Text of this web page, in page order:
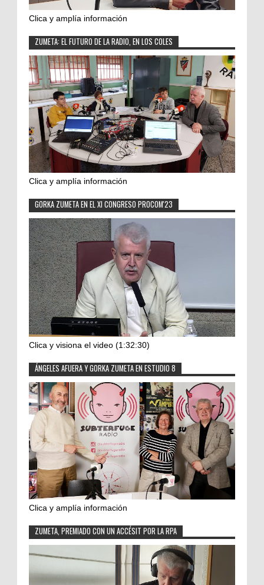
Clica y amplía información
ZUMETA: EL FUTURO DE LA RADIO, EN LOS COLES
Clica y amplía información
GORKA ZUMETA EN EL XI CONGRESO PROCOM'23
Clica y visiona el video (1:32:30)
ÁNGELES AFUERA Y GORKA ZUMETA EN ESTUDIO 8
Clica y amplía información
ZUMETA, PREMIADO CON UN ACCÉSIT POR LA RPA